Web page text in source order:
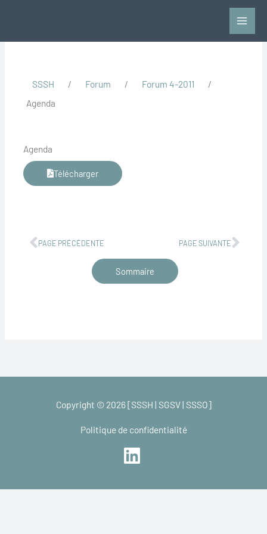
SSSH / Forum / Forum 4-2011
/
Agenda
Agenda
Télécharger
PAGE PRÉCÉDENTE PAGE SUIVANTE
Sommaire
Copyright © 2026 [SSSH | SGSV | SSSO]
Politique de confidentialité